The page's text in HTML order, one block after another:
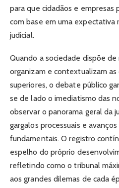
para que cidadãos e empresas
com base em uma
judicial.
Quando a sociedade dispõe de
organizam e contextualizam
superiores, o debate público
se de lado o imediatismo das
observar o panorama geral da
gargalos processuais e
fundamentais. O registro
espelho do próprio
refletindo como o tribunal
aos grandes dilemas de cada